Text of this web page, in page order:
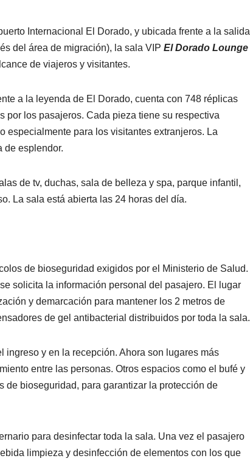
Internacional El Dorado, y ubicada frente a la salida
del área de migración), la sala VIP El Dorado Lounge
de viajeros y visitantes.
a la leyenda de El Dorado, cuenta con 748 réplicas
por los pasajeros. Cada pieza tiene su respectiva
especialmente para los visitantes extranjeros. La
de esplendor.
de tv, duchas, sala de belleza y spa, parque infantil,
La sala está abierta las 24 horas del día.
de bioseguridad exigidos por el Ministerio de Salud.
solicita la información personal del pasajero. El lugar
y demarcación para mantener los 2 metros de
de gel antibacterial distribuidos por toda la sala.
y en la recepción. Ahora son lugares más
entre las personas. Otros espacios como el bufé y
de bioseguridad, para garantizar la protección de
para desinfectar toda la sala. Una vez el pasajero
limpieza y desinfección de elementos con los que